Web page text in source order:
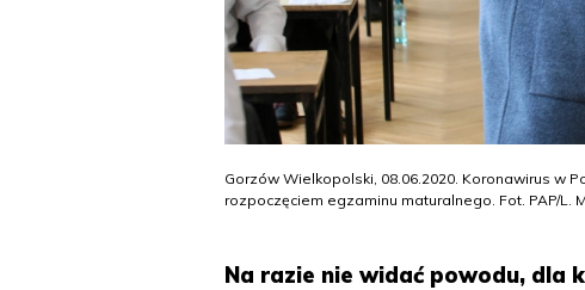
Gorzów Wielkopolski, 08.06.2020. Koronawirus w
rozpoczęciem egzaminu maturalnego. Fot. PAP/L.
Na razie nie widać powodu, dla